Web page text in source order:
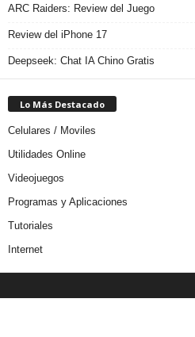
ARC Raiders: Review del Juego
Review del iPhone 17
Deepseek: Chat IA Chino Gratis
Lo Más Destacado
Celulares / Moviles
Utilidades Online
Videojuegos
Programas y Aplicaciones
Tutoriales
Internet